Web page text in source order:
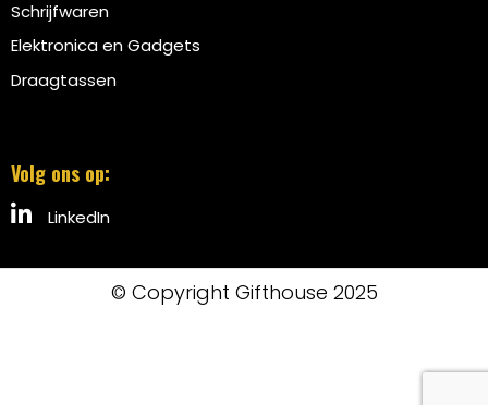
Schrijfwaren
Elektronica en Gadgets
Draagtassen
Volg ons op:
LinkedIn
© Copyright Gifthouse 2025